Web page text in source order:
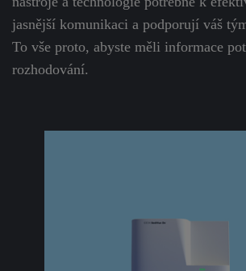
jasnější komunikaci a podporují váš
To vše proto, abyste měli informace
rozhodování.